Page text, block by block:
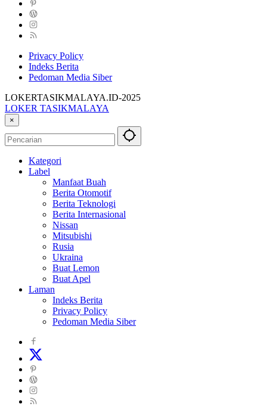
Privacy Policy
Indeks Berita
Pedoman Media Siber
LOKERTASIKMALAYA.ID-2025
LOKER TASIKMALAYA
Info
Lowongan
Kerja
Sekitarna
×
Kategori
Label
Manfaat Buah
Berita Otomotif
Berita Teknologi
Berita Internasional
Nissan
Mitsubishi
Rusia
Ukraina
Buat Lemon
Buat Apel
Laman
Indeks Berita
Privacy Policy
Pedoman Media Siber